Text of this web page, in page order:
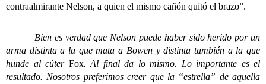
contraalmirante Nelson, a quien el mismo cañón quitó el brazo”.
Bien es verdad que Nelson puede haber sido herido por un
arma distinta a la que mata a Bowen y distinta también a la que
hunde al cúter Fox. Al final da lo mismo. Lo importante es el
resultado. Nosotros preferimos creer que la “estrella” de aquella